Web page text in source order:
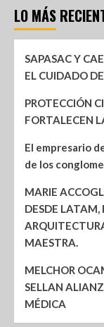
LO MÁS
SAPASAC Y
EL CUIDADO
PROTECCIÓN
FORTALECEN
El empresario
de los
MARIE
DESDE LATAM,
MAESTRA.
MELCHOR
SELLAN
MÉDICA